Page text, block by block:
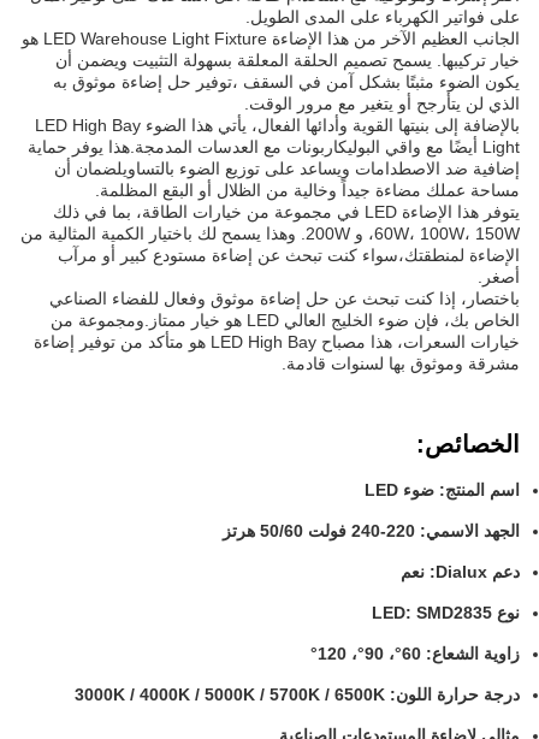
على فواتير الكهرباء على المدى الطويل.
الجانب العظيم الآخر من هذا الإضاءة LED Warehouse Light Fixture هو
خيار تركيبها. يسمح تصميم الحلقة المعلقة بسهولة التثبيت ويضمن أن
يكون الضوء مثبتًا بشكل آمن في السقف ،توفير حل إضاءة موثوق به
الذي لن يتأرجح أو يتغير مع مرور الوقت.
بالإضافة إلى بنيتها القوية وأدائها الفعال، يأتي هذا الضوء LED High Bay
Light أيضًا مع واقي البوليكاربونات مع العدسات المدمجة.هذا يوفر حماية
إضافية ضد الاصطدامات ويساعد على توزيع الضوء بالتساويلضمان أن
مساحة عملك مضاءة جيداً وخالية من الظلال أو البقع المظلمة.
يتوفر هذا الإضاءة LED في مجموعة من خيارات الطاقة، بما في ذلك
60W، 100W، 150W، و 200W. وهذا يسمح لك باختيار الكمية المثالية من
الإضاءة لمنطقتك،سواء كنت تبحث عن إضاءة مستودع كبير أو مرآب
أصغر.
باختصار، إذا كنت تبحث عن حل إضاءة موثوق وفعال للفضاء الصناعي
الخاص بك، فإن ضوء الخليج العالي LED هو خيار ممتاز.ومجموعة من
خيارات السعرات، هذا مصباح LED High Bay هو متأكد من توفير إضاءة
مشرقة وموثوق بها لسنوات قادمة.
الخصائص:
اسم المنتج: ضوء LED
الجهد الاسمي: 220-240 فولت 50/60 هرتز
دعم Dialux: نعم
نوع LED: SMD2835
زاوية الشعاع: 60°، 90°، 120°
درجة حرارة اللون: 3000K / 4000K / 5000K / 5700K / 6500K